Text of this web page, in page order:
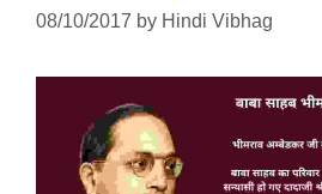
08/10/2017 by Hindi Vibhag